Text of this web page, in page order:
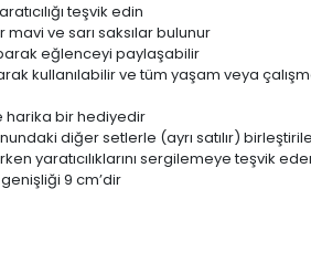
teşvik edin
ve sarı saksılar bulunur
eğlenceyi paylaşabilir
kullanılabilir ve tüm yaşam veya
harika bir hediyedir
diğer setlerle (ayrı satılır)
yaratıcılıklarını sergilemeye teşvik
9 cm’dir